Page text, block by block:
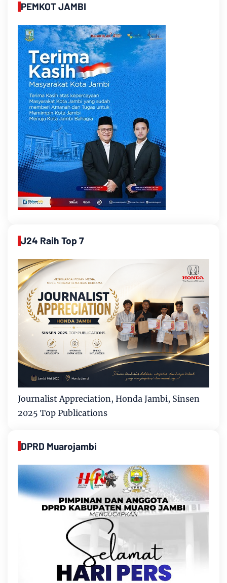
PEMKOT JAMBI
J24 Raih Top 7
Journalist Appreciation, Honda Jambi, Sinsen
2025 Top Publications
DPRD Muarojambi